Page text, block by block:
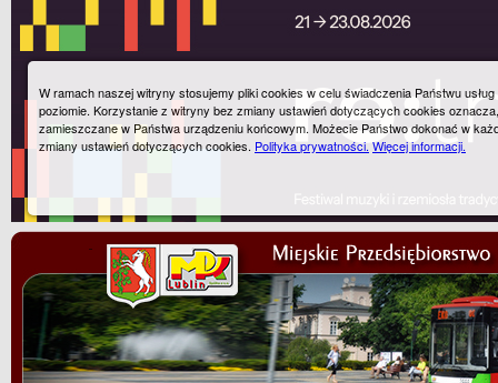
W ramach naszej witryny stosujemy pliki cookies w celu świadczenia Państwu
poziomie. Korzystanie z witryny bez zmiany ustawień dotyczących cookies
zamieszczane w Państwa urządzeniu końcowym. Możecie Państwo dokonać w
zmiany ustawień dotyczących cookies. Polityka prywatności.Więcej informacji.